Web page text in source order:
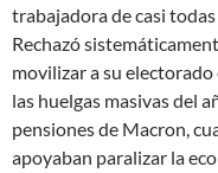
trabajadora de casi
Rechazó
movilizar a su
las huelgas masivas del
pensiones de Macron,
apoyaban paralizar la